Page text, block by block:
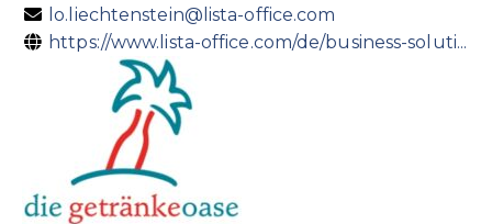
lo.liechtenstein@lista-office.com
https://www.lista-office.com/de/business-soluti...